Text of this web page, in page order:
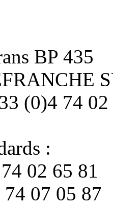
BP 435
(0)4 74
:
02 65 81
07 05 87